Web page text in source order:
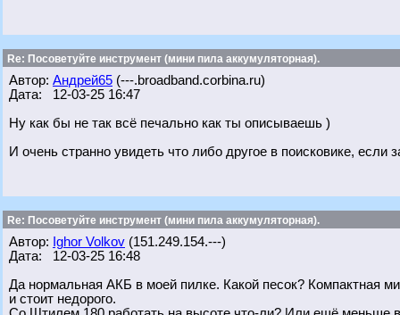
Re: Посоветуйте инструмент (мини пила аккумуляторная).
Автор: Андрей65 (---.broadband.corbina.ru)
Дата: 12-03-25 16:47
Ну как бы не так всё печально как ты описываешь )
И очень странно увидеть что либо другое в поисковике, если
Re: Посоветуйте инструмент (мини пила аккумуляторная).
Автор: Ighor Volkov (151.249.154.---)
Дата: 12-03-25 16:48
Да нормальная АКБ в моей пилке. Какой песок? Компактная
и стоит недорого.